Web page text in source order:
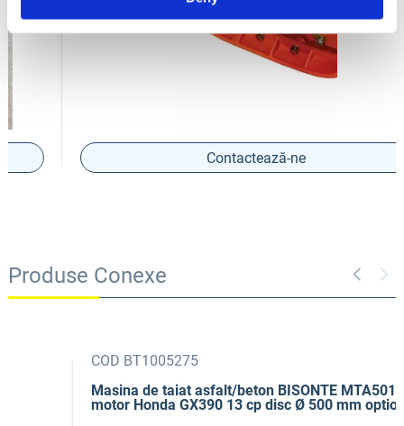
Contactează-ne
Produse Conexe
COD BT1005275
Masina de taiat asfalt/beton BISONTE MTA501H
motor Honda GX390 13 cp disc Ø 500 mm optional